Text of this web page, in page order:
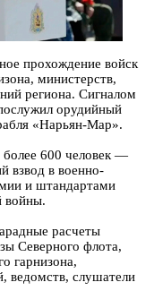
прохождение войск
министерств,
региона. Сигналом
орудийный
«Нарьян-Мар».
более 600 человек —
взвод в военно-
и штандартами
войны.
расчеты
Северного флота,
гарнизона,
ведомств, слушатели